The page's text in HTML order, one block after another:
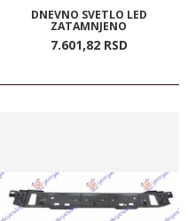
DNEVNO SVETLO LED
ZATAMNJENO
7.601,82 RSD